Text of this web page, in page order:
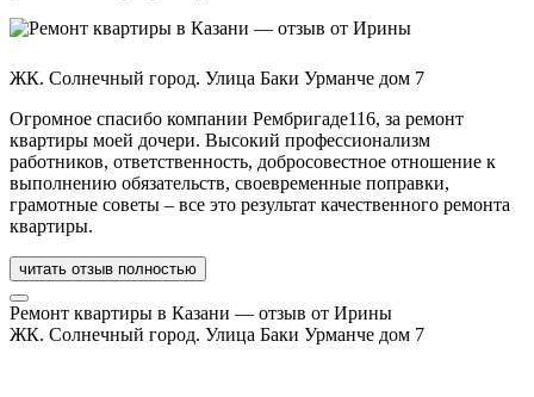
ЖК. Солнечный город. Улица Баки Урманче дом 7
Огромное спасибо компании Рембригаде116, за ремонт
квартиры моей дочери. Высокий профессионализм
работников, ответственность, добросовестное отношение к
выполнению обязательств, своевременные поправки,
грамотные советы – все это результат качественного ремонта
квартиры.
читать отзыв полностью
Ремонт квартиры в Казани — отзыв от Ирины
ЖК. Солнечный город. Улица Баки Урманче дом 7